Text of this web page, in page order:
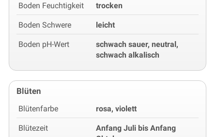
Boden Feuchtigkeit trocken
Boden Schwere leicht
Boden pH-Wert
schwach sauer, neutral,
schwach alkalisch
Blüten
Blütenfarbe rosa, violett
Blütezeit
Anfang Juli bis Anfang